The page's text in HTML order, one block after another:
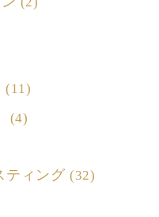
(11)
(4)
ティング (32)